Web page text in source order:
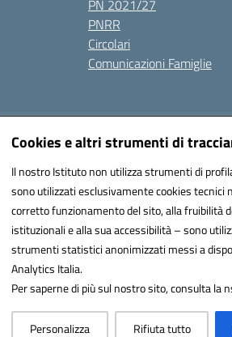
Cookies e altri strumenti di
Il nostro Istituto non utilizza strumenti di
sono utilizzati esclusivamente cookies tecnici
corretto funzionamento del sito, alla fruibilità
istituzionali e alla sua accessibilità – sono
strumenti statistici anonimizzati messi a
Analytics Italia.
Per saperne di più sul nostro sito, consulta la
Personalizza Rifiuta tutto
PN 2021/27
PNRR
Circolari
Comunicazioni Famiglie
mcic80700n@pec.istruzione.it